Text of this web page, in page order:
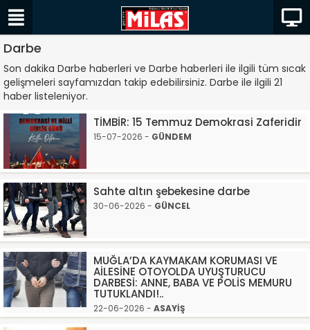
Darbe
Son dakika Darbe haberleri ve Darbe haberleri ile ilgili tüm sıcak
gelişmeleri sayfamızdan takip edebilirsiniz. Darbe ile ilgili 21
haber listeleniyor.
TİMBİR: 15 Temmuz Demokrasi Zaferidir
15-07-2026 - GÜNDEM
Sahte altın şebekesine darbe
30-06-2026 - GÜNCEL
MUĞLA’DA KAYMAKAM KORUMASI VE
AİLESİNE OTOYOLDA UYUŞTURUCU
DARBESİ: ANNE, BABA VE POLİS MEMURU
TUTUKLANDI!..
22-06-2026 - ASAYİŞ